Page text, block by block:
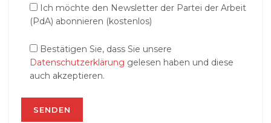
Ich möchte den Newsletter der Partei der Arbeit
(PdA) abonnieren (kostenlos)
Bestätigen Sie, dass Sie unsere
Datenschutzerklärung gelesen haben und diese
auch akzeptieren.